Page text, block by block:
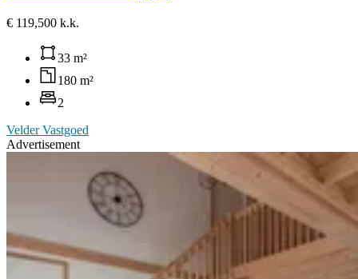
€ 119,500 k.k.
33 m²
180 m²
2
Velder Vastgoed
Advertisement